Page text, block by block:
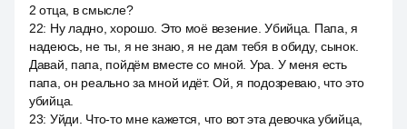
2 отца, в смысле?
22: Ну ладно, хорошо. Это моё везение. Убийца. Папа, я
надеюсь, не ты, я не знаю, я не дам тебя в обиду, сынок.
Давай, папа, пойдём вместе со мной. Ура. У меня есть
папа, он реально за мной идёт. Ой, я подозреваю, что это
убийца.
23: Уйди. Что-то мне кажется, что вот эта девочка убийца,